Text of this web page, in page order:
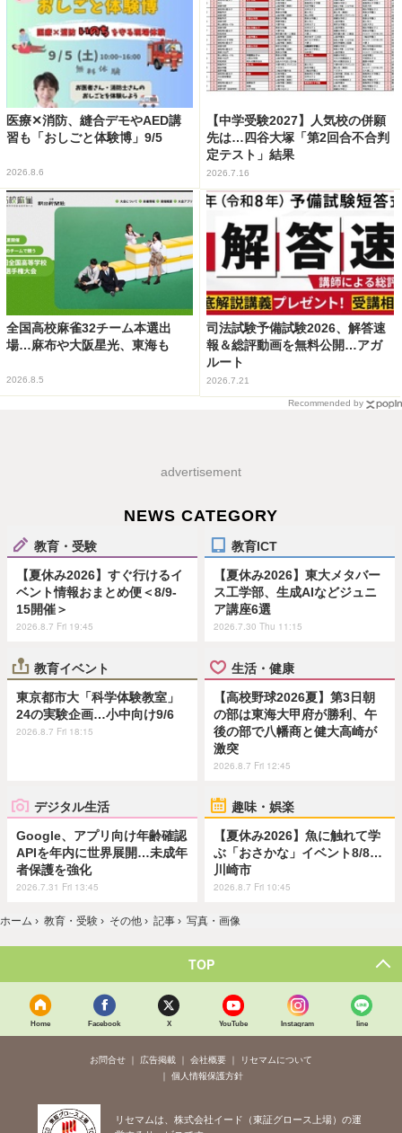
医療✕消防、縫合デモやAED講
習も「おしごと体験博」9/5
2026.8.6
【中学受験2027】人気校の併願
先は…四谷大塚「第2回合不合判
定テスト」結果
2026.7.16
全国高校麻雀32チーム本選出
場…麻布や大阪星光、東海も
2026.8.5
司法試験予備試験2026、解答速
報＆総評動画を無料公開…アガ
ルート
2026.7.21
Recommended by
advertisement
NEWS CATEGORY
教育・受験
【夏休み2026】すぐ行けるイ
ベント情報おまとめ便＜8/9-
15開催＞
2026.8.7 Fri 19:45
教育ICT
【夏休み2026】東大メタバー
ス工学部、生成AIなどジュニ
ア講座6選
2026.7.30 Thu 11:15
教育イベント
東京都市大「科学体験教室」
24の実験企画…小中向け9/6
2026.8.7 Fri 18:15
生活・健康
【高校野球2026夏】第3日朝
の部は東海大甲府が勝利、午
後の部で八幡商と健大高崎が
激突
2026.8.7 Fri 12:45
デジタル生活
Google、アプリ向け年齢確認
APIを年内に世界展開…未成年
者保護を強化
2026.7.31 Fri 13:45
趣味・娯楽
【夏休み2026】魚に触れて学
ぶ「おさかな」イベント8/8…
川崎市
2026.8.7 Fri 10:45
ホーム › 教育・受験 › その他 › 記事 › 写真・画像
TOP
Home Facebook X YouTube Instagram line
お問合せ 広告掲載 会社概要
リセマムについて
個人情報保護方針
リセマムは、株式会社イード（東証グロース上場）の運